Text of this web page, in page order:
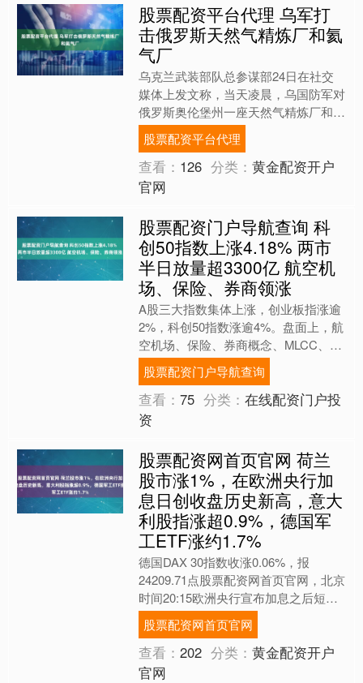
股票配资平台代理 乌军打
击俄罗斯天然气精炼厂和氦
气厂
乌克兰武装部队总参谋部24日在社交
媒体上发文称，当天凌晨，乌国防军对
俄罗斯奥伦堡州一座天然气精炼厂和一
座氦气厂实施打击。 乌武装部队总参
谋部表示，此次行动地点距....
股票配资平台代理
查看： 126 分类：黄金配资开户
官网
股票配资门户导航查询 科
创50指数上涨4.18% 两市
半日放量超3300亿 航空机
场、保险、券商领涨
A股三大指数集体上涨，创业板指涨逾
2%，科创50指数涨逾4%。盘面上，航
空机场、保险、券商概念、MLCC、被
动元件概念、高带宽内存涨幅居前，贵
金属、托育服务、S....
股票配资门户导航查询
查看：75 分类：在线配资门户投
资
股票配资网首页官网 荷兰
股市涨1%，在欧洲央行加
息日创收盘历史新高，意大
利股指涨超0.9%，德国军
工ETF涨约1.7%
德国DAX 30指数收涨0.06%，报
24209.71点股票配资网首页官网，北京
时间20:15欧洲央行宣布加息之后短线
跳水、刷新日低至24080.64点，随后
反....
股票配资网首页官网
查看：202 分类：黄金配资开户
官网